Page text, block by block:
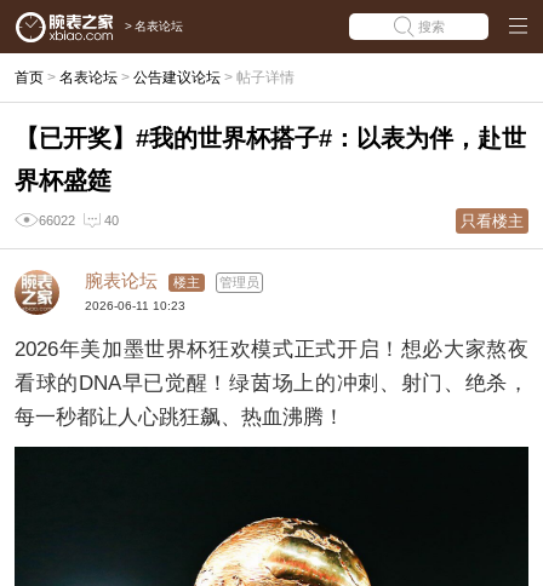
> 名表论坛 搜索
首页 > 名表论坛 > 公告建议论坛 > 帖子详情
【已开奖】#我的世界杯搭子#：以表为伴，赴世
界杯盛筵
66022 40 只看楼主
腕表论坛 楼主 管理员
2026-06-11 10:23
2026年美加墨世界杯狂欢模式正式开启！想必大家熬夜
看球的DNA早已觉醒！绿茵场上的冲刺、射门、绝杀，
每一秒都让人心跳狂飙、热血沸腾！